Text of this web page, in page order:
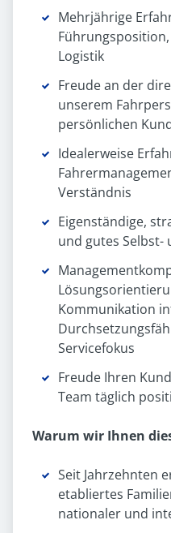
Mehrjährige
Logistik
Freude an der
unserem
persönlichen
Idealerweise
Verständnis
Eigenständige,
und gutes Selbst-
Kommunikation
Servicefokus
Freude Ihren
Team täglich
Warum wir Ihnen
Seit Jahrzehnten
etabliertes
nationaler und